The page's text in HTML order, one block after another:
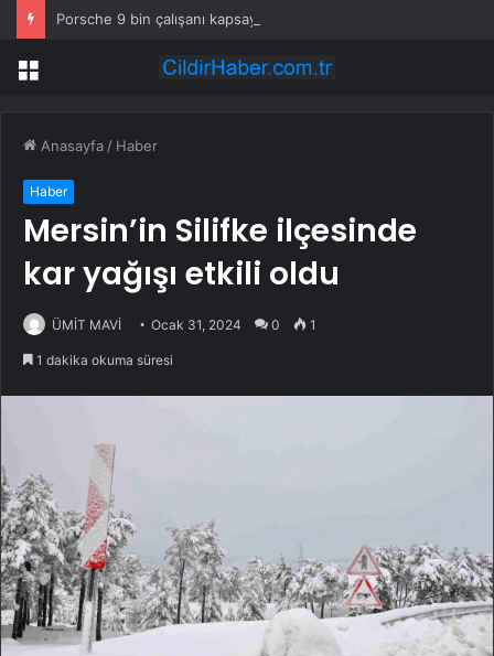
Porsche 9 bin çalışanı kapsayan küçülme planını onayladı
Menü
Anasayfa / Haber
Haber
Mersin’in Silifke ilçesinde
kar yağışı etkili oldu
ÜMİT MAVİ Ocak 31, 2024 0 1
1 dakika okuma süresi